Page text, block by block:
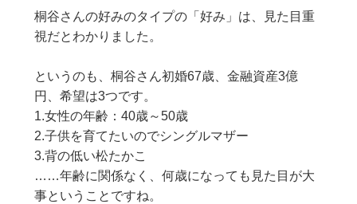
桐谷さんの好みのタイプの「好み」は、見た目重
視だとわかりました。
というのも、桐谷さん初婚67歳、金融資産3億
円、希望は3つです。
1.女性の年齢：40歳～50歳
2.子供を育てたいのでシングルマザー
3.背の低い松たかこ
……年齢に関係なく、何歳になっても見た目が大
事ということですね。